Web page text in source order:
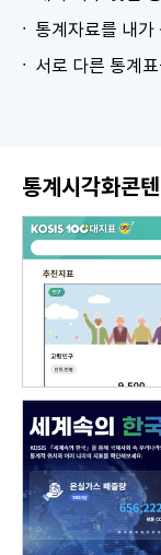
통계자료를 내가
통계시각화콘